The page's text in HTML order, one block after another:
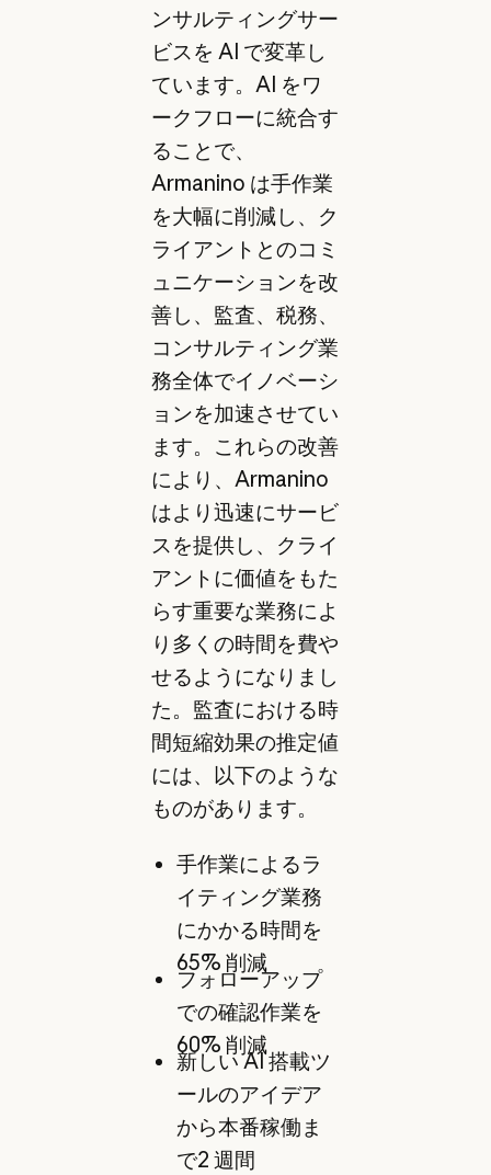
ンサルティングサー
ビスを AI で変革し
ています。AI をワ
ークフローに統合す
ることで、
Armanino は手作業
を大幅に削減し、ク
ライアントとのコミ
ュニケーションを改
善し、監査、税務、
コンサルティング業
務全体でイノベーシ
ョンを加速させてい
ます。これらの改善
により、Armanino
はより迅速にサービ
スを提供し、クライ
アントに価値をもた
らす重要な業務によ
り多くの時間を費や
せるようになりまし
た。監査における時
間短縮効果の推定値
には、以下のような
ものがあります。
手作業によるラ
イティング業務
にかかる時間を
65% 削減
フォローアップ
での確認作業を
60% 削減
新しい AI 搭載ツ
ールのアイデア
から本番稼働ま
で2 週間